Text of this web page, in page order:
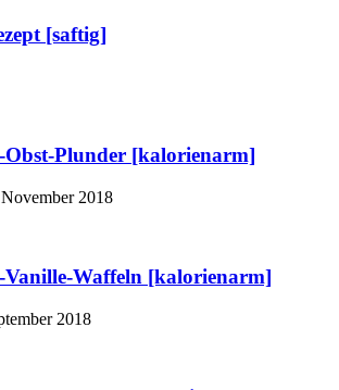
[saftig]
Obst-Plunder [kalorienarm]
2018
Vanille-Waffeln [kalorienarm]
2018